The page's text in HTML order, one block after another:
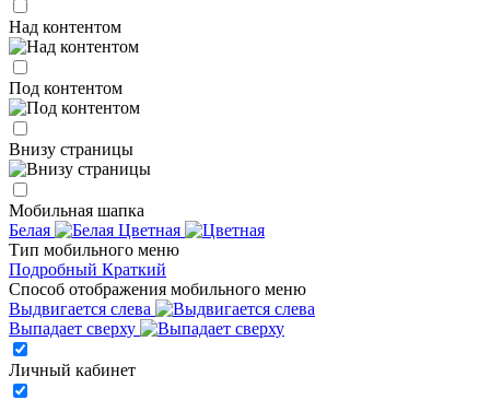
Над контентом
Под контентом
Внизу страницы
Мобильная шапка
Белая
Цветная
Тип мобильного меню
Подробный Краткий
Способ отображения мобильного меню
Выдвигается слева
Выпадает сверху
Личный кабинет